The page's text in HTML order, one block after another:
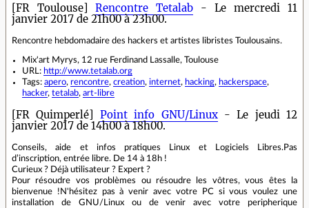
[FR Toulouse] Rencontre Tetalab - Le mercredi 11
janvier 2017 de 21h00 à 23h00.
Rencontre hebdomadaire des hackers et artistes libristes Toulousains.
Mix'art Myrys, 12 rue Ferdinand Lassalle, Toulouse
URL: http://www.tetalab.org
Tags: apero, rencontre, creation, internet, hacking, hackerspace,
hacker, tetalab, art-libre
[FR Quimperlé] Point info GNU/Linux- Le jeudi 12
janvier 2017 de 14h00 à 18h00.
Conseils, aide et infos pratiques Linux et Logiciels Libres.Pas
d’inscription, entrée libre. De 14 à 18h !
Curieux ? Déjà utilisateur ? Expert ?
Pour résoudre vos problèmes ou résoudre les vôtres, vous êtes la
bienvenue !N'hésitez pas à venir avec votre PC si vous voulez une
installation de GNU/Linux ou de venir avec votre peripherique